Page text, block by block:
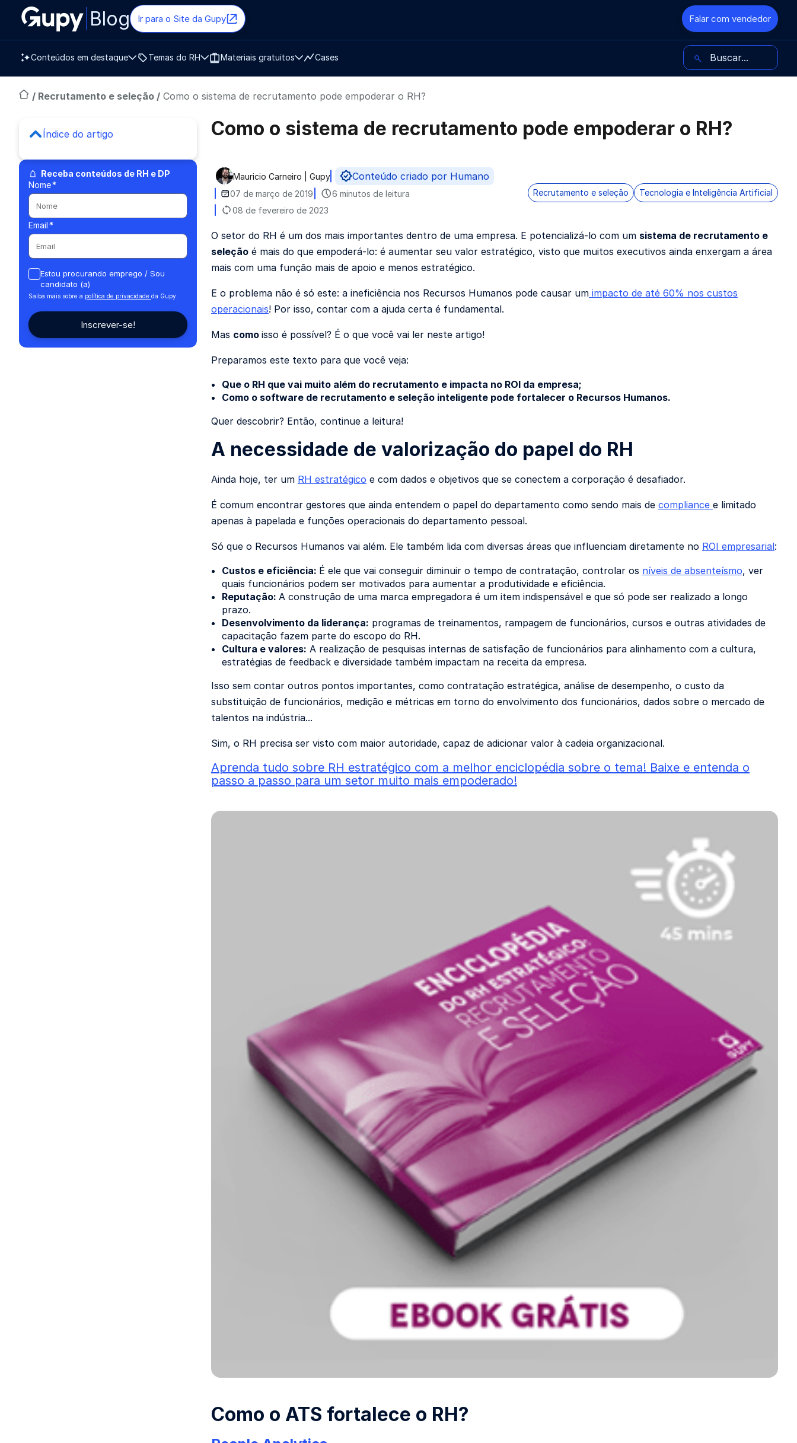
Blog Ir para o Site da Gupy Falar com vendedor
Conteúdos em destaque Temas do RH Materiais gratuitos Cases Buscar no blog
/ Recrutamento e seleção / Como o sistema de recrutamento pode empoderar o RH?
Índice do artigo
Receba conteúdos de RH e DP
Nome*
Email*
Estou procurando emprego / Sou
candidato (a)
Saiba mais sobre a política de privacidade da Gupy.
Como o sistema de recrutamento pode empoderar o RH?
Publicado por
Mauricio Carneiro | Gupy Conteúdo criado por Humano
07 de março de 2019
6 minutos de leitura
08 de fevereiro de 2023
Recrutamento e seleção Tecnologia e Inteligência Artificial
O setor do RH é um dos mais importantes dentro de uma empresa. E potencializá-lo com um sistema de recrutamento e
seleção é mais do que empoderá-lo: é aumentar seu valor estratégico, visto que muitos executivos ainda enxergam a área
mais com uma função mais de apoio e menos estratégico.
E o problema não é só este: a ineficiência nos Recursos Humanos pode causar um impacto de até 60% nos custos
operacionais! Por isso, contar com a ajuda certa é fundamental.
Mas como isso é possível? É o que você vai ler neste artigo!
Preparamos este texto para que você veja:
Que o RH que vai muito além do recrutamento e impacta no ROI da empresa;
Como o software de recrutamento e seleção inteligente pode fortalecer o Recursos Humanos.
Quer descobrir? Então, continue a leitura!
A necessidade de valorização do papel do RH
Ainda hoje, ter um RH estratégico e com dados e objetivos que se conectem a corporação é desafiador.
É comum encontrar gestores que ainda entendem o papel do departamento como sendo mais de compliance e limitado
apenas à papelada e funções operacionais do departamento pessoal.
Só que o Recursos Humanos vai além. Ele também lida com diversas áreas que influenciam diretamente no ROI empresarial:
Custos e eficiência: É ele que vai conseguir diminuir o tempo de contratação, controlar os níveis de absenteísmo, ver
quais funcionários podem ser motivados para aumentar a produtividade e eficiência.
Reputação: A construção de uma marca empregadora é um item indispensável e que só pode ser realizado a longo
prazo.
Desenvolvimento da liderança: programas de treinamentos, rampagem de funcionários, cursos e outras atividades de
capacitação fazem parte do escopo do RH.
Cultura e valores: A realização de pesquisas internas de satisfação de funcionários para alinhamento com a cultura,
estratégias de feedback e diversidade também impactam na receita da empresa.
Isso sem contar outros pontos importantes, como contratação estratégica, análise de desempenho, o custo da
substituição de funcionários, medição e métricas em torno do envolvimento dos funcionários, dados sobre o mercado de
talentos na indústria...
Sim, o RH precisa ser visto com maior autoridade, capaz de adicionar valor à cadeia organizacional.
Aprenda tudo sobre RH estratégico com a melhor enciclopédia sobre o tema! Baixe e entenda o
passo a passo para um setor muito mais empoderado!
Como o ATS fortalece o RH?